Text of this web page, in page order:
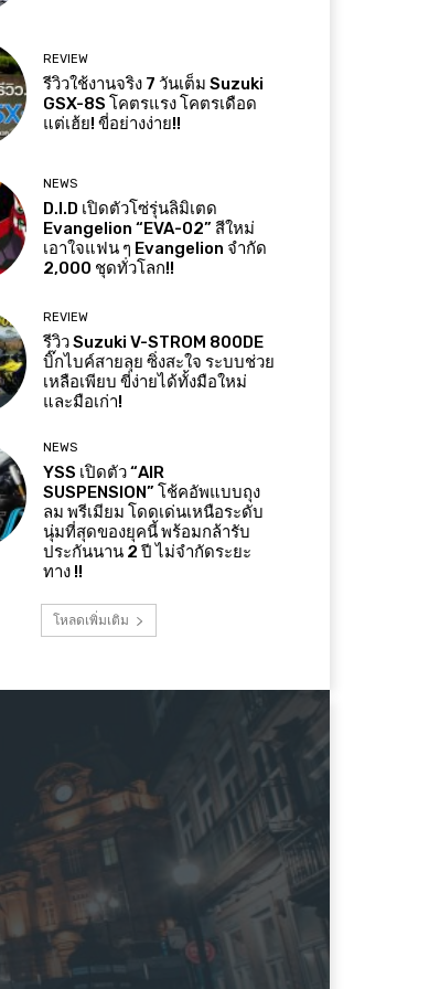
REVIEW
รีวิวใช้งานจริง 7 วันเต็ม Suzuki
GSX-8S โคตรแรง โคตรเดือด
แต่เฮ้ย! ขี่อย่างง่าย!!
NEWS
D.I.D เปิดตัวโซ่รุ่นลิมิเตด
Evangelion “EVA-02” สีใหม่
เอาใจแฟน ๆ Evangelion จำกัด
2,000 ชุดทั่วโลก!!
REVIEW
รีวิว Suzuki V-STROM 800DE
บิ๊กไบค์สายลุย ซิ่งสะใจ ระบบช่วย
เหลือเพียบ ขี่ง่ายได้ทั้งมือใหม่
และมือเก่า!
NEWS
YSS เปิดตัว “AIR
SUSPENSION” โช้คอัพแบบถุง
ลม พรีเมียม โดดเด่นเหนือระดับ
นุ่มที่สุดของยุคนี้ พร้อมกล้ารับ
ประกันนาน 2 ปี ไม่จำกัดระยะ
ทาง !!
โหลดเพิ่มเติม